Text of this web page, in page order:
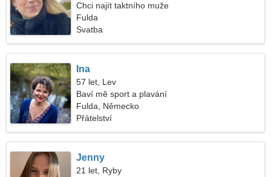
Chci najít taktního muže
Fulda
Svatba
Ina
57 let, Lev
Baví mě sport a plavání
Fulda, Německo
Přátelství
Jenny
21 let, Ryby